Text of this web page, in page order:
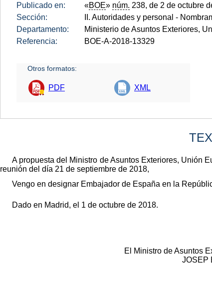
Publicado en: «BOE» núm. 238, de 2 de octubre
Sección:
II. Autoridades y personal -
Departamento:
Ministerio de Asuntos Exteriores,
Referencia:
BOE-A-2018-13329
Otros formatos:
PDF XML
A propuesta del Ministro de Asuntos Exteriores, Unión
reunión del día 21 de septiembre de 2018,
Vengo en designar Embajador de España en la
Dado en Madrid, el 1 de octubre de 2018.
El Ministro de Asuntos
JOSEP